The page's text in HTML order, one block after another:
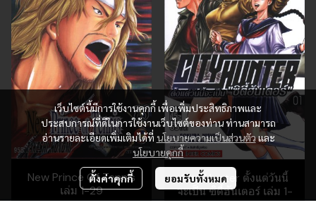
New Prince Of Tennis
เล่ม 1-29
City Hunter ตั้งแต่วันนี้
จะเป็น ซิตี้ฮันเตอร์ เล่ม 1-
เว็บไซต์นี้มีการใช้งานคุกกี้ เพื่อเพิ่มประสิทธิภาพและ
ประสบการณ์ที่ดีในการใช้งานเว็บไซต์ของท่าน ท่านสามารถ
อ่านรายละเอียดเพิ่มเติมได้ที่ นโยบายความเป็นส่วนตัวและ
นโยบายคุกกี้
ตั้งค่าคุกกี้ ยอมรับทั้งหมด